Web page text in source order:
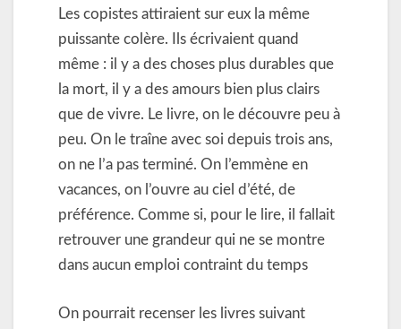
Les copistes attiraient sur eux la même
puissante colère. Ils écrivaient quand
même : il y a des choses plus durables que
la mort, il y a des amours bien plus clairs
que de vivre. Le livre, on le découvre peu à
peu. On le traîne avec soi depuis trois ans,
on ne l’a pas terminé. On l’emmène en
vacances, on l’ouvre au ciel d’été, de
préférence. Comme si, pour le lire, il fallait
retrouver une grandeur qui ne se montre
dans aucun emploi contraint du temps
On pourrait recenser les livres suivant